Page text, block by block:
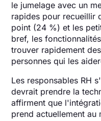
le jumelage avec un
rapides pour recueillir
point (24 %) et les
bref, les
trouver rapidement
personnes qui les
Les responsables RH
devrait prendre la
affirment que
prend actuellement au